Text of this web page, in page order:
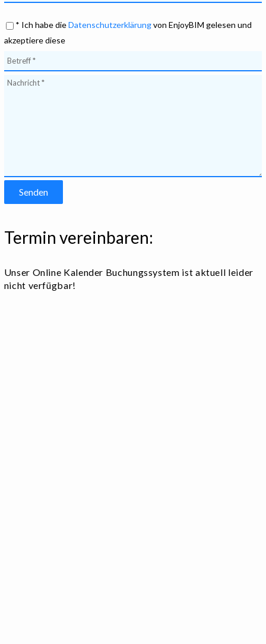
* Ich habe dieDatenschutzerklärungvon EnjoyBIM gelesen und
akzeptiere diese
Termin vereinbaren:
Unser Online Kalender Buchungssystem ist aktuell leider
nicht verfügbar!